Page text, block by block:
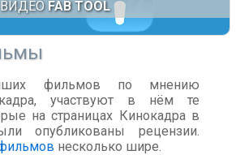
FAB TOOL
фильмов по мнению
участвуют в нём те
на страницах Кинокадра в
опубликованы рецензии.
несколько шире.